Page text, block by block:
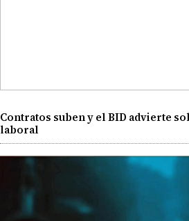
Contratos suben y el BID advierte
laboral